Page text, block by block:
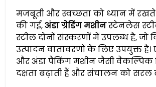
मजबूती और स्वच्छता को ध्यान में रखते
की गई,अंडा ग्रेडिंग मशीनस्टेनलेस
स्टील दोनों संस्करणों में उपलब्ध है, जो
उत्पादन वातावरणों के लिए उपयुक्त है।
और अंडा पैकिंग मशीन जैसी वैकल्पिक
दक्षता बढ़ाती हैं और संचालन को सरल